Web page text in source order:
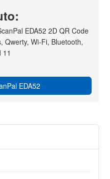
EDA52 2D QR Code
Qwerty, Wi-Fi, Bluetooth,
11
EDA52